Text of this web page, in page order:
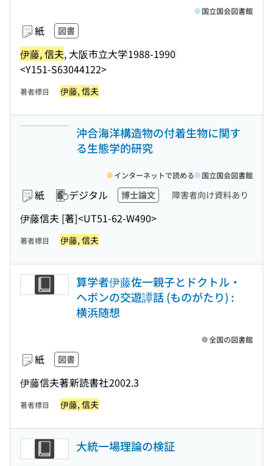
紙 図書
伊藤, 信夫, 大阪市立大学1988-1990
<Y151-S63044122>
国立国会図書館
著者標目 伊藤, 信夫
沖合海洋構造物の付着生物に関す
る生態学的研究
紙 デジタル 博士論文 障害者向け資料あり
伊藤信夫 [著]<UT51-62-W490>
インターネットで読める 国立国会図書館
著者標目 伊藤, 信夫
算学者伊藤佐一親子とドクトル・
ヘボンの交遊譚話 (ものがたり) :
横浜随想
紙 図書
伊藤信夫著新読書社2002.3
全国の図書館
著者標目 伊藤, 信夫
大統一場理論の検証